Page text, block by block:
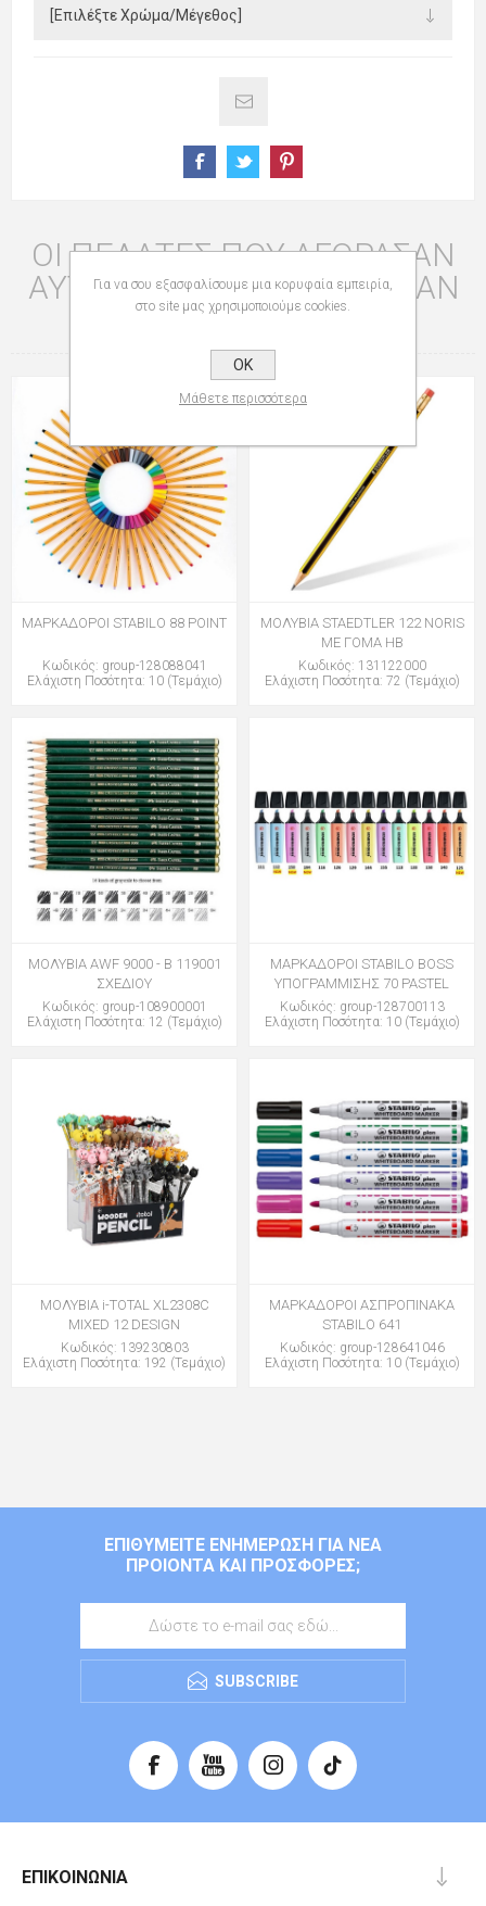
ΟΙ ΠΕΛΆΤΕΣ ΠΟΥ ΑΓΌΡΑΣΑΝ
ΑΥΤΌ ΤΟ ΠΡΟΪΌΝ ΑΓΌΡΑΣΑΝ
ΕΠΊΣΗΣ
ΜΑΡΚΑΔΟΡΟΙ STABILO 88 POINT
Κωδικός: group-128088041
Ελάχιστη Ποσότητα: 10 (Τεμάχιο)
ΜΟΛΥΒΙΑ STAEDTLER 122 NORIS
ΜΕ ΓΟΜΑ HB
Κωδικός: 131122000
Ελάχιστη Ποσότητα: 72 (Τεμάχιο)
ΜΟΛΥΒΙΑ AWF 9000 - B 119001
ΣΧΕΔΙΟΥ
Κωδικός: group-108900001
Ελάχιστη Ποσότητα: 12 (Τεμάχιο)
ΜΑΡΚΑΔΟΡΟΙ STABILO BOSS
ΥΠΟΓΡΑΜΜΙΣΗΣ 70 PASTEL
Κωδικός: group-128700113
Ελάχιστη Ποσότητα: 10 (Τεμάχιο)
ΜΟΛΥΒΙΑ i-TOTAL XL2308C
MIXED 12 DESIGN
Κωδικός: 139230803
Ελάχιστη Ποσότητα: 192 (Τεμάχιο)
ΜΑΡΚΑΔΟΡΟΙ ΑΣΠΡΟΠΙΝΑΚΑ
STABILO 641
Κωδικός: group-128641046
Ελάχιστη Ποσότητα: 10 (Τεμάχιο)
ΕΠΙΘΥΜΕΊΤΕ ΕΝΗΜΈΡΩΣΗ ΓΙΑ ΝΈΑ
ΠΡΟΙΌΝΤΑ ΚΑΙ ΠΡΟΣΦΟΡΈΣ;
SUBSCRIBE
ΕΠΙΚΟΙΝΩΝΊΑ
Για να σου εξασφαλίσουμε μια κορυφαία εμπειρία,
στο site μας χρησιμοποιούμε cookies.
OK
Μάθετε περισσότερα